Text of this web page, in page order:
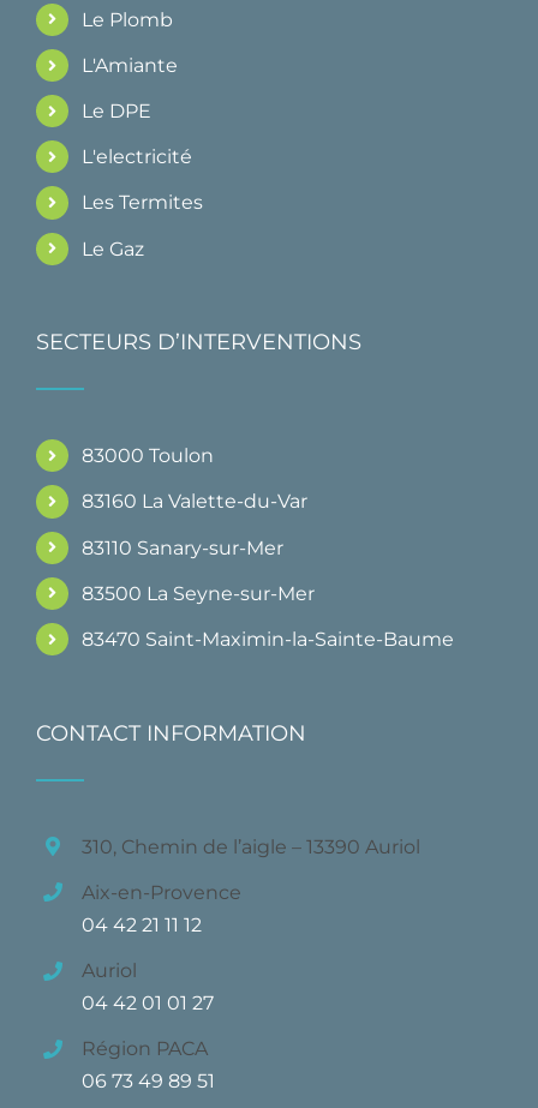
Le Plomb
L'Amiante
Le DPE
L'electricité
Les Termites
Le Gaz
SECTEURS D’INTERVENTIONS
83000 Toulon
83160 La Valette-du-Var
83110 Sanary-sur-Mer
83500 La Seyne-sur-Mer
83470 Saint-Maximin-la-Sainte-Baume
CONTACT INFORMATION
310, Chemin de l’aigle – 13390 Auriol
Aix-en-Provence
04 42 21 11 12
Auriol
04 42 01 01 27
Région PACA
06 73 49 89 51